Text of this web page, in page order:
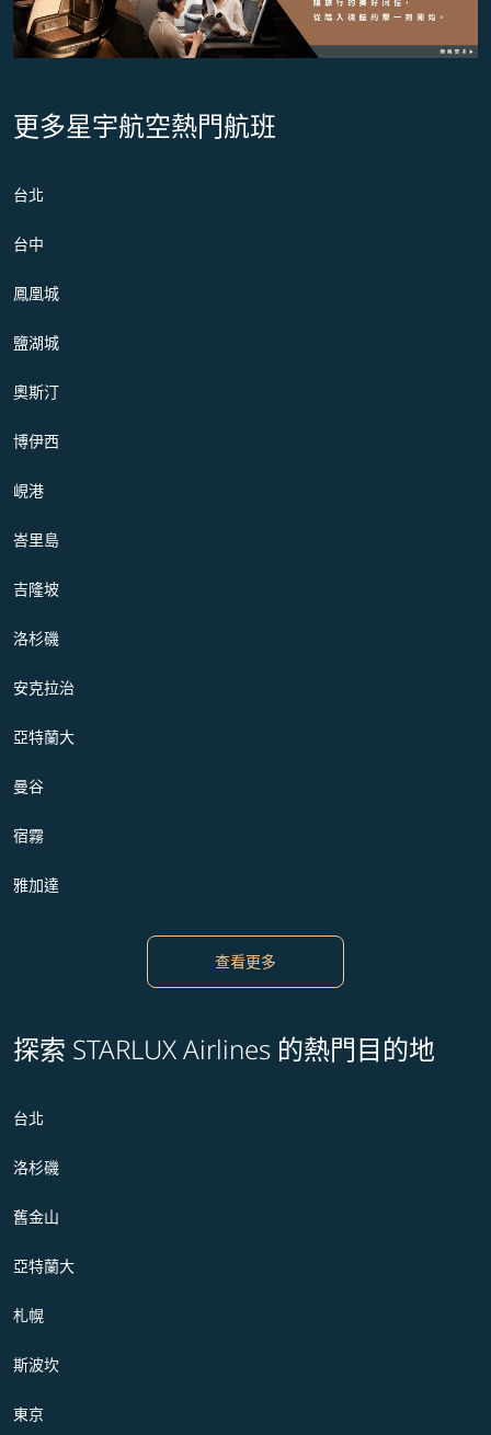
更多星宇航空熱門航班
台北
台中
鳳凰城
鹽湖城
奧斯汀
博伊西
峴港
峇里島
吉隆坡
洛杉磯
安克拉治
亞特蘭大
曼谷
宿霧
雅加達
查看更多
探索 STARLUX Airlines 的熱門目的地
台北
洛杉磯
舊金山
亞特蘭大
札幌
斯波坎
東京